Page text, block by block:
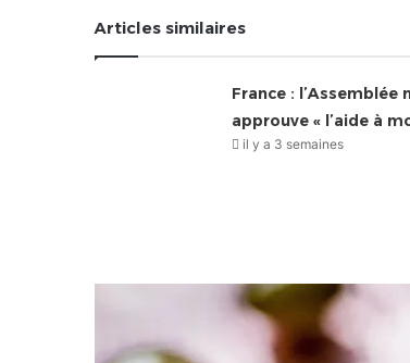
Articles similaires
France : l’Assemblée
approuve « l’aide à
il y a 3 semaines